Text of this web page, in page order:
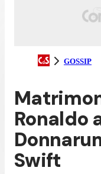
GOSSIP
Ronaldo
Swift